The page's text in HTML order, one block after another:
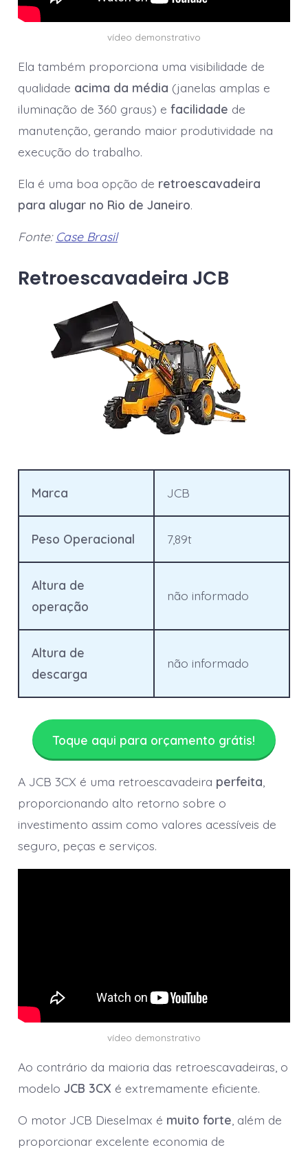
vídeo demonstrativo
Ela também proporciona uma visibilidade de
qualidade acima da média (janelas amplas e
iluminação de 360 graus) e facilidade de
manutenção, gerando maior produtividade na
execução do trabalho.
Ela é uma boa opção de retroescavadeira
para alugar no Rio de Janeiro.
Fonte: Case Brasil
Retroescavadeira JCB
Marca JCB
Peso Operacional 7,89t
Altura de
operação
não informado
Altura de
descarga
não informado
Toque aqui para orçamento grátis!
A JCB 3CX é uma retroescavadeira perfeita
proporcionando alto retorno sobre o
investimento assim como valores acessíveis de
seguro, peças e serviços.
vídeo demonstrativo
Ao contrário da maioria das retroescavadeiras, o
modelo JCB 3CX é extremamente eficiente.
O motor JCB Dieselmax é muito forte , além de
proporcionar excelente economia de